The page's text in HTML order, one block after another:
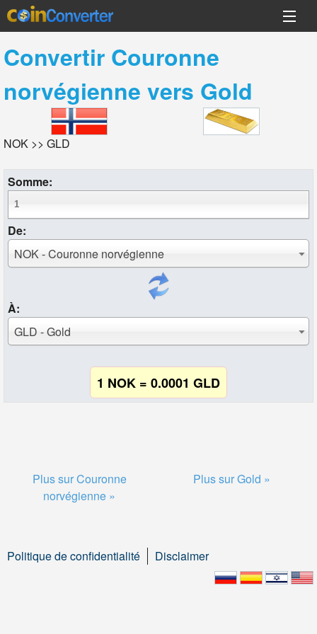
Convertir Couronne
norvégienne vers Gold
NOK >> GLD
Somme:
De:
NOK - Couronne norvégienne
À:
GLD - Gold
1 NOK = 0.0001 GLD
Plus sur Couronne
norvégienne »
Plus sur Gold »
Politique de confidentialité Disclaimer